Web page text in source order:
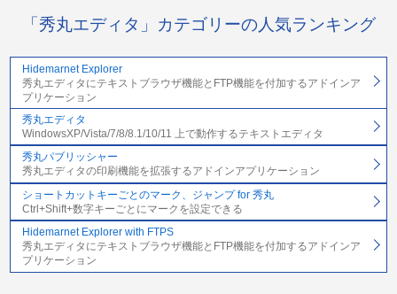
「秀丸エディタ」カテゴリーの人気ランキング
Hidemarnet Explorer
秀丸エディタにテキストブラウザ機能とFTP機能を付加するアドインア
プリケーション
秀丸エディタ
WindowsXP/Vista/7/8/8.1/10/11 上で動作するテキストエディタ
秀丸パブリッシャー
秀丸エディタの印刷機能を拡張するアドインアプリケーション
ショートカットキーごとのマーク、ジャンプ for 秀丸
Ctrl+Shift+数字キーごとにマークを設定できる
Hidemarnet Explorer with FTPS
秀丸エディタにテキストブラウザ機能とFTP機能を付加するアドインア
プリケーション